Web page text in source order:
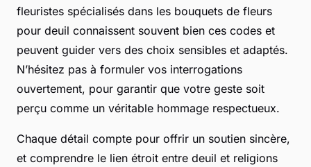
fleuristes spécialisés dans les bouquets de fleurs
pour deuil connaissent souvent bien ces codes et
peuvent guider vers des choix sensibles et adaptés.
N’hésitez pas à formuler vos interrogations
ouvertement, pour garantir que votre geste soit
perçu comme un véritable hommage respectueux.
Chaque détail compte pour offrir un soutien sincère,
et comprendre le lien étroit entre deuil et religions